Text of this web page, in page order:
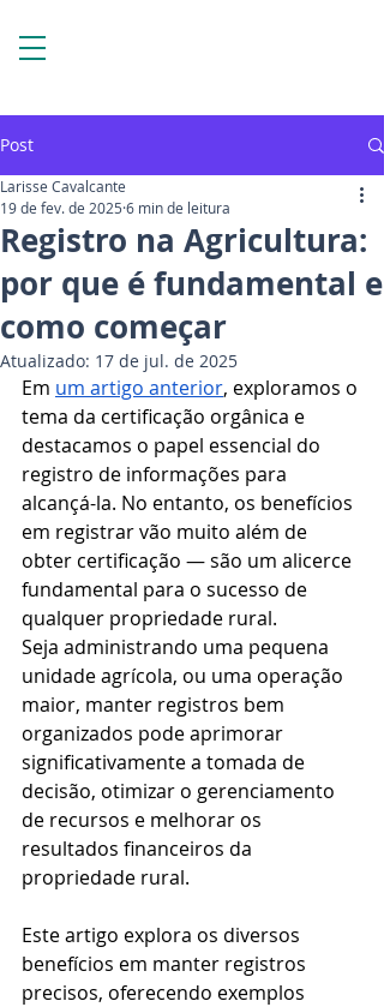
Post
Registro na Agricultura:
por que é fundamental e
como começar
Larisse Cavalcante
19 de fev. de 2025 6 min de leitura
Atualizado: 17 de jul. de 2025
Em um artigo anterior, exploramos o
tema da certificação orgânica e
destacamos o papel essencial do
registro de informações para
alcançá-la. No entanto, os benefícios
em registrar vão muito além de
obter certificação — são um alicerce
fundamental para o sucesso de
qualquer propriedade rural.
Seja administrando uma pequena
unidade agrícola, ou uma operação
maior, manter registros bem
organizados pode aprimorar
significativamente a tomada de
decisão, otimizar o gerenciamento
de recursos e melhorar os
resultados financeiros da
propriedade rural.
Este artigo explora os diversos
benefícios em manter registros
precisos, oferecendo exemplos